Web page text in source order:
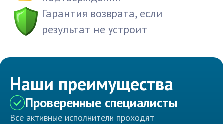
Гарантия возврата, если
результат не устроит
Наши преимущества
Проверенные специалисты
Все активные исполнители проходят